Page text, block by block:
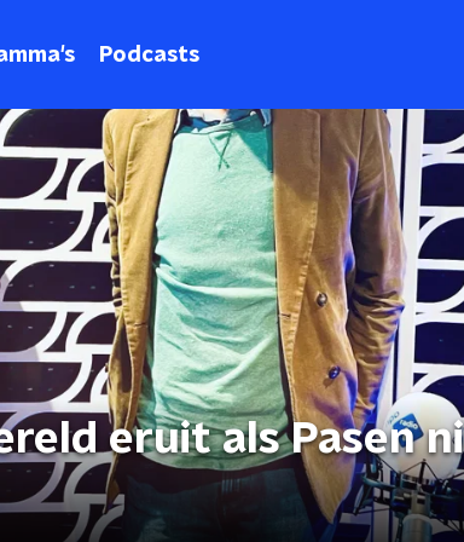
Podcasts
eruit als Pasen